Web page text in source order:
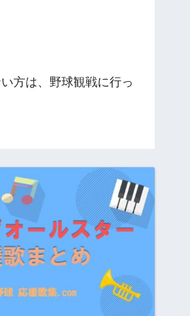
方は、野球観戦に行っ